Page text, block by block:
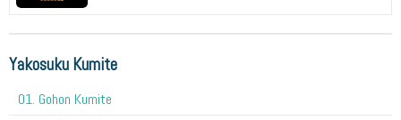
Yakosuku Kumite
01. Gohon Kumite